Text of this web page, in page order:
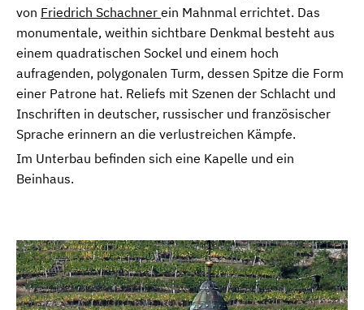
von Friedrich Schachner ein Mahnmal errichtet. Das
monumentale, weithin sichtbare Denkmal besteht aus
einem quadratischen Sockel und einem hoch
aufragenden, polygonalen Turm, dessen Spitze die Form
einer Patrone hat. Reliefs mit Szenen der Schlacht und
Inschriften in deutscher, russischer und französischer
Sprache erinnern an die verlustreichen Kämpfe.
Im Unterbau befinden sich eine Kapelle und ein
Beinhaus.